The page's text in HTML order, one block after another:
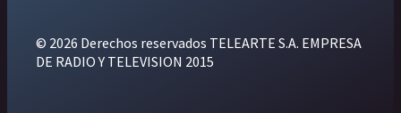
© 2026 Derechos reservados TELEARTE S.A. EMPRESA
DE RADIO Y TELEVISION 2015